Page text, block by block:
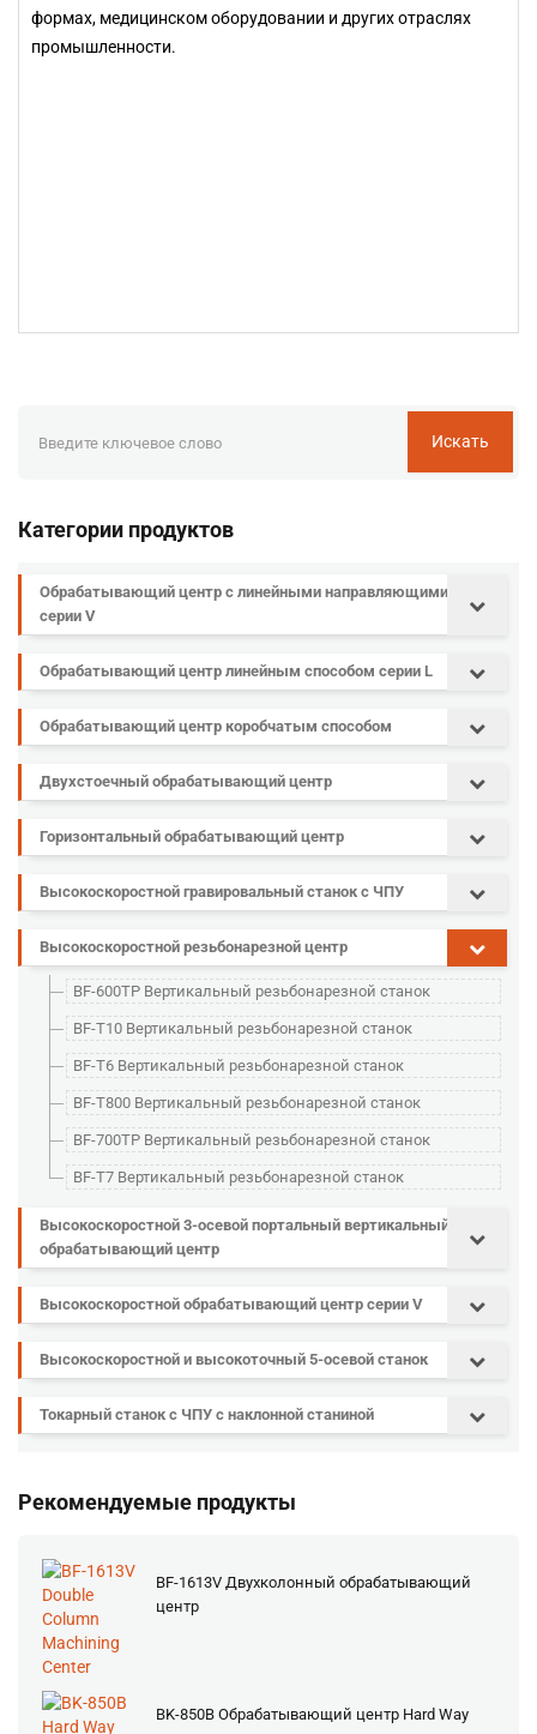
формах, медицинском оборудовании и других отраслях
промышленности.
Искать
Категории продуктов
Обрабатывающий центр с линейными направляющими
серии V
Обрабатывающий центр линейным способом серии L
Обрабатывающий центр коробчатым способом
Двухстоечный обрабатывающий центр
Горизонтальный обрабатывающий центр
Высокоскоростной гравировальный станок с ЧПУ
Высокоскоростной резьбонарезной центр
BF-600TP Вертикальный резьбонарезной станок
BF-T10 Вертикальный резьбонарезной станок
BF-T6 Вертикальный резьбонарезной станок
BF-T800 Вертикальный резьбонарезной станок
BF-700TP Вертикальный резьбонарезной станок
BF-T7 Вертикальный резьбонарезной станок
Высокоскоростной 3-осевой портальный вертикальный
обрабатывающий центр
Высокоскоростной обрабатывающий центр серии V
Высокоскоростной и высокоточный 5-осевой станок
Токарный станок с ЧПУ с наклонной станиной
Рекомендуемые продукты
BF-1613V Двухколонный обрабатывающий
центр
BK-850B Обрабатывающий центр Hard Way